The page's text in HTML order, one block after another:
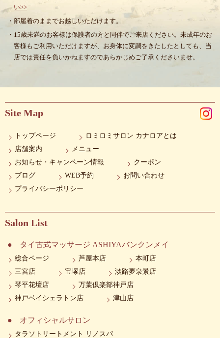
い>>
・部屋着のままでお越しいただけます。
・15歳未満のお客様は保護者の方と同伴でご来店ください。未成年のお
客様もご利用いただけますが、お身体に変調をきたしたとしても、当
店では責任を負いかねますのであらかじめご了承くださいませ。
Site Map
トップページ
ロミロミサロン カナロアとは
店舗案内
メニュー
お知らせ・キャンペーン情報
クーポン
ブログ
WEB予約
お問い合わせ
プライバシーポリシー
Salon List
タイ古式マッサージ ASHIYAバンクンメイ
総合ページ 芦屋本店
本町店
三宮店
宝塚店
淡路夢泉景店
琴平花壇店
万葉倶楽部神戸店
神戸ベイシェラトン店
津山店
オフィシャルサロン
タラソトリートメント リノスパ